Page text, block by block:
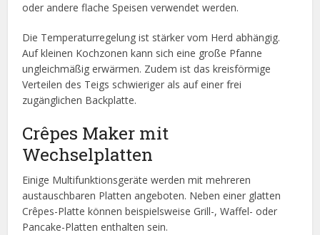
oder andere flache Speisen verwendet werden.
Die Temperaturregelung ist stärker vom Herd abhängig.
Auf kleinen Kochzonen kann sich eine große Pfanne
ungleichmäßig erwärmen. Zudem ist das kreisförmige
Verteilen des Teigs schwieriger als auf einer frei
zugänglichen Backplatte.
Crêpes Maker mit
Wechselplatten
Einige Multifunktionsgeräte werden mit mehreren
austauschbaren Platten angeboten. Neben einer glatten
Crêpes-Platte können beispielsweise Grill-, Waffel- oder
Pancake-Platten enthalten sein.